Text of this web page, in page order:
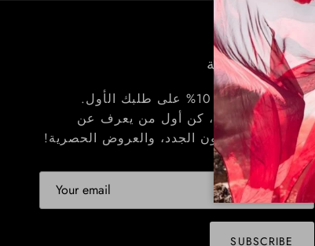
نشرة إخبارية
احصل على خصم 10% على طلبك الأول.
بالإضافة إلى ذلك، كن أول من يعرف عن
العروض، والوافدون الجدد، والعروض الحصرية!
SUBSCRIBE